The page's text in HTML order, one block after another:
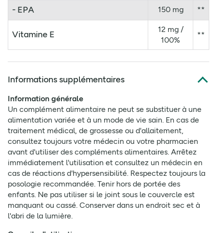
- EPA 150 mg **
Vitamine E
12 mg /
100%
**
Informations supplémentaires
Information générale
Un complément alimentaire ne peut se substituer à une
alimentation variée et à un mode de vie sain. En cas de
traitement médical, de grossesse ou d'allaitement,
consultez toujours votre médecin ou votre pharmacien
avant d'utiliser des compléments alimentaires. Arrêtez
immédiatement l'utilisation et consultez un médecin en
cas de réactions d'hypersensibilité. Respectez toujours la
posologie recommandée. Tenir hors de portée des
enfants. Ne pas utiliser si le joint sous le couvercle est
manquant ou cassé. Conserver dans un endroit sec et à
l'abri de la lumière.